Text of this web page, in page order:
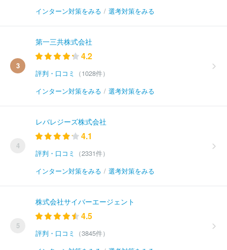
インターン対策をみる / 選考対策をみる
3
第一三共株式会社
4.2
評判・口コミ
（1028件）
インターン対策をみる / 選考対策をみる
4
レバレジーズ株式会社
4.1
評判・口コミ
（2331件）
インターン対策をみる / 選考対策をみる
5
株式会社サイバーエージェント
4.5
評判・口コミ
（3845件）